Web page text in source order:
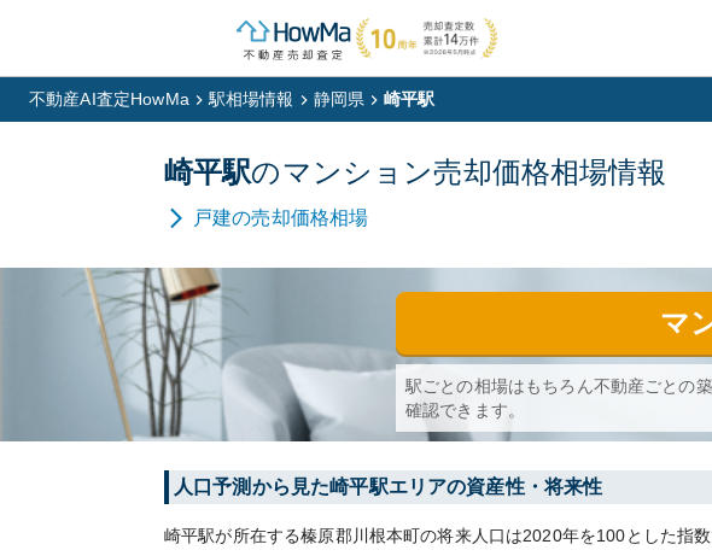
不動産AI査定HowMa 駅相場情報 静岡県 崎平駅
崎平駅のマンション売却価格相場情報
戸建の売却価格相場
マ
駅ごとの相場はもちろん不動産ごとの
確認できます。
人口予測から見た崎平駅エリアの資産性・将来性
崎平駅が所在する榛原郡川根本町の将来人口は2020年を100とした指